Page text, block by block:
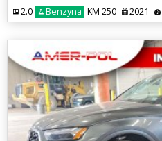
2.0 Benzyna KM 250 2021